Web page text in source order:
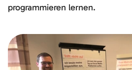
programmieren lernen.